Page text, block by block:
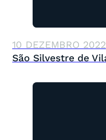
10 DEZEMBRO 2022
São Silvestre de